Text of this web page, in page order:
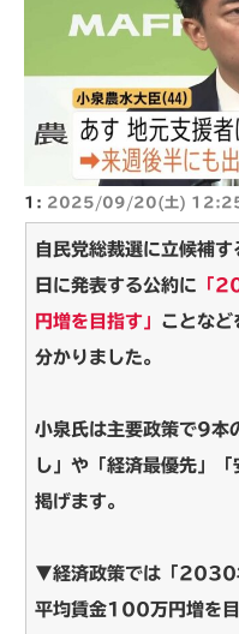
1: 2025/09/20(土)
自民党総裁選に立候補
日に発表する公約に 「
円増を目指す」 ことな
分かりました。
小泉氏は主要政策で9本
し」や「経済最優先」
掲げます。
▼経済政策では「2030
平均賃金100万円増を